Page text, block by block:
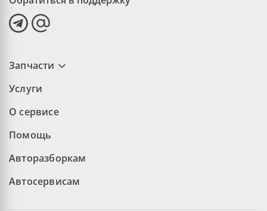
Запчасти
Услуги
О сервисе
Помощь
Авторазборкам
Автосервисам